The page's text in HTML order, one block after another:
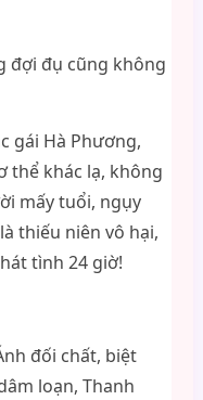
đợi đụ cũng không
gái Hà Phương,
thể khác lạ, không
mấy tuổi, ngụy
thiếu niên vô hại,
tình 24 giờ!
đối chất, biệt
loạn, Thanh